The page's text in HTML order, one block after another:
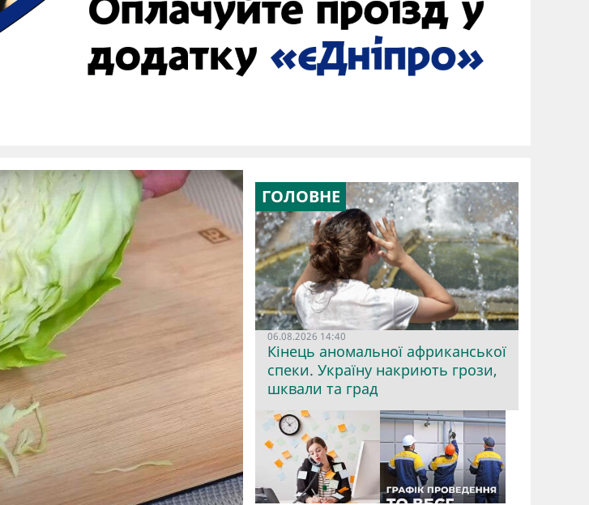
ГОЛОВНЕ
06.08.2026 14:40
Кінець аномальної африканської
спеки. Україну накриють грози,
шквали та град